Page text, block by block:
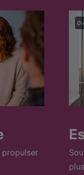
propulser